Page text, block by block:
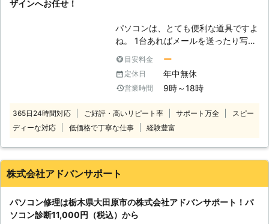
さまのトラブルを解決いたします。受
付は24時間365日、日本全国で対応
しておりますので、お気軽にお問い合
わせください。
ザインへお任せ！
パソコンは、とても便利な道具ですよ
ね。 1台あればメールを送ったり写真
で遊べたりとさまざまな機能を使うこ
とができます。 そのように便利なパ
ソコンが、ある日突然壊れてしまった
が複雑なので、誰でも簡単に直すこと
はできないでしょう。 だからといっ
はパソコンの修理を大阪府と兵庫県で
査してパソコンを元通り快適に使用で
きるようにいたしますので、いつでも
目安料金 ー
定休日 年中無休
営業時間 9時～18時
365日24時間対応 ご好評・高いリピート率 サポート万全
スピー
ディーな対応
低価格で丁寧な仕事 経験豊富
株式会社アドバンサポート
パソコン修理は栃木県大田原市の株式会社アドバンサポート！パ
ソコン診断11,000円（税込）から